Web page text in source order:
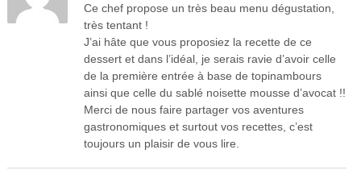
Ce chef propose un très beau menu dégustation,
très tentant !
J’ai hâte que vous proposiez la recette de ce
dessert et dans l’idéal, je serais ravie d’avoir celle
de la première entrée à base de topinambours
ainsi que celle du sablé noisette mousse d’avocat !!
Merci de nous faire partager vos aventures
gastronomiques et surtout vos recettes, c’est
toujours un plaisir de vous lire.